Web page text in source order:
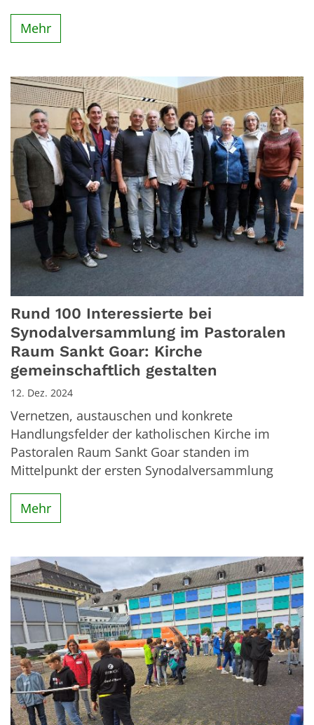
Mehr
Rund 100 Interessierte bei
Synodalversammlung im Pastoralen
Raum Sankt Goar: Kirche
gemeinschaftlich gestalten
12. Dez. 2024
Vernetzen, austauschen und konkrete
Handlungsfelder der katholischen Kirche im
Pastoralen Raum Sankt Goar standen im
Mittelpunkt der ersten Synodalversammlung
Mehr